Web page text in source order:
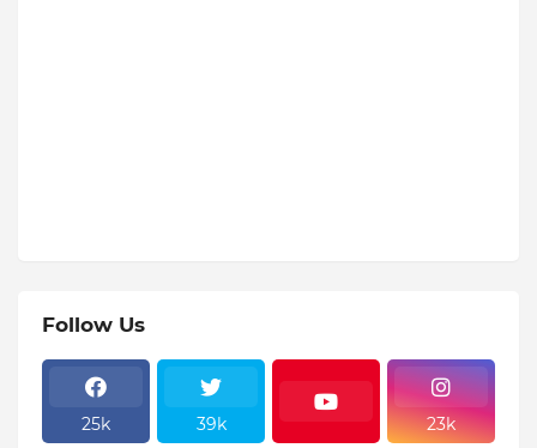
Follow Us
25k 39k 23k